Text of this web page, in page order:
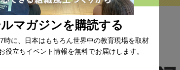
MAIL MAGAZINE
マガジンを購読する
時に、日本はもちろん世界中の教育現場を取材
役立ちイベント情報を無料でお届けします。